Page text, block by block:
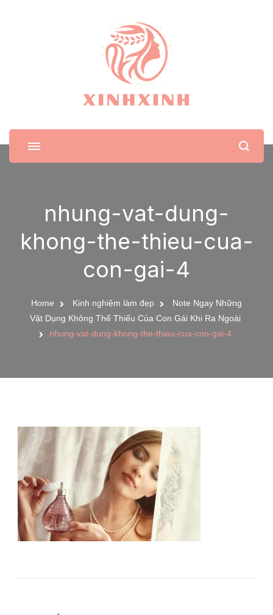
XinhXinh
Trang tin tức cho phái đẹp
nhung-vat-dung-
khong-the-thieu-cua-
con-gai-4
Home Kinh nghiệm làm đẹp
Note Ngay Những
Vật Dụng Không Thể Thiếu Của Con Gái Khi Ra Ngoài
nhung-vat-dung-khong-the-thieu-cua-con-gai-4